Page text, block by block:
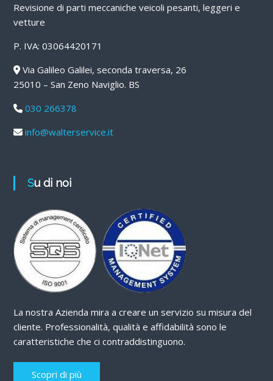
Revisione di parti meccaniche veicoli pesanti, leggeri e
vetture
P. IVA: 03064420171
Via Galileo Galilei, seconda traversa, 26
25010 – San Zeno Naviglio. BS
030 266378
info@walterservice.it
Su di noi
La nostra Azienda mira a creare un servizio su misura del
cliente. Professionalità, qualità e affidabilità sono le
caratteristiche che ci contraddistinguono.
Scopri di più